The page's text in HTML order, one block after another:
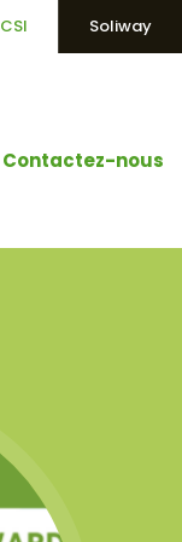
CSI Soliway
Contactez-nous